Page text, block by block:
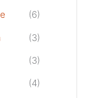
(6)
(3)
(3)
(4)